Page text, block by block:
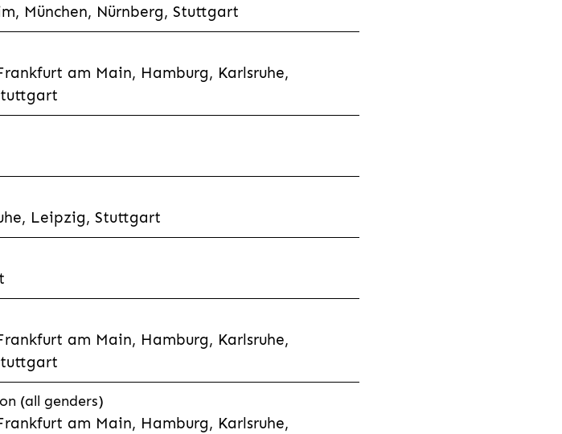
München, Nürnberg, Stuttgart
am Main, Hamburg, Karlsruhe,
Leipzig, Stuttgart
am Main, Hamburg, Karlsruhe,
(all genders)
am Main, Hamburg, Karlsruhe,